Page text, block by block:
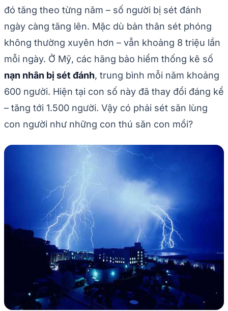
đó tăng theo từng năm – số người bị sét đánh
ngày càng tăng lên. Mặc dù bản thân sét phóng
không thường xuyên hơn – vẫn khoảng 8 triệu lần
mỗi ngày. Ở Mỹ, các hãng bảo hiểm thống kê số
nạn nhân bị sét đánh, trung bình mỗi năm khoảng
600 người. Hiện tại con số này đã thay đổi đáng kể
– tăng tới 1.500 người. Vậy có phải sét săn lùng
con người như những con thú săn con mồi?